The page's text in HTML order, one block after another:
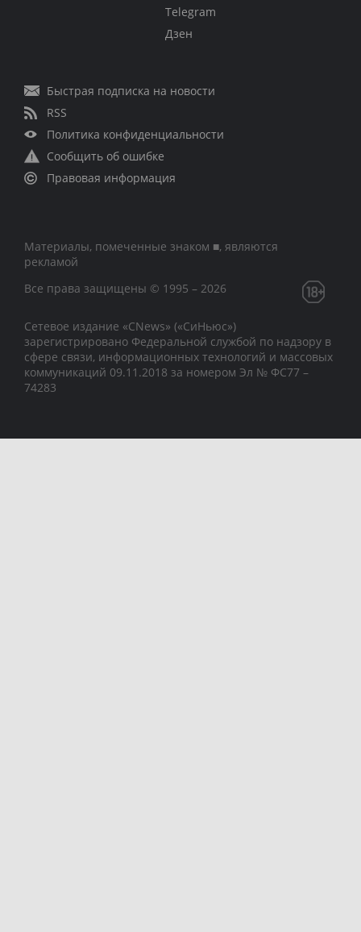
Telegram
Дзен
Быстрая подписка на новости
RSS
Политика конфиденциальности
Сообщить об ошибке
Правовая информация
Материалы, помеченные знаком ■, являются
рекламой
Все права защищены © 1995 – 2026
Сетевое издание «CNews» («СиНьюс»)
зарегистрировано Федеральной службой по надзору в
сфере связи, информационных технологий и массовых
коммуникаций 09.11.2018 за номером Эл № ФС77 –
74283